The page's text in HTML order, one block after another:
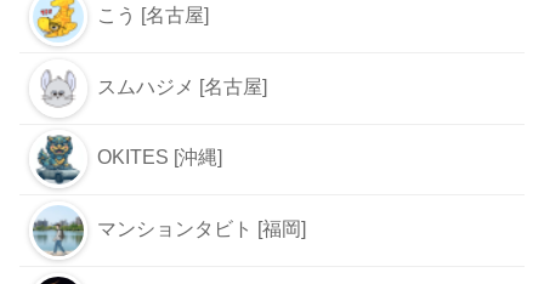
こう [名古屋]
スムハジメ [名古屋]
OKITES [沖縄]
マンションタビト [福岡]